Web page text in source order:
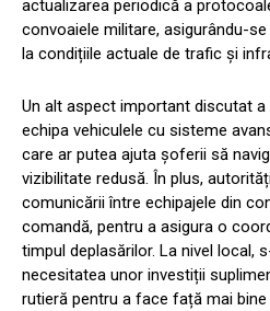
actualizarea periodică a
convoaiele militare, asigurându-
la condițiile actuale de trafic și
Un alt aspect important discutat
echipa vehiculele cu sisteme
care ar putea ajuta șoferii să
vizibilitate redusă. În plus,
comunicării între echipajele din
comandă, pentru a asigura o
timpul deplasărilor. La nivel local,
necesitatea unor investiții
rutieră pentru a face față mai